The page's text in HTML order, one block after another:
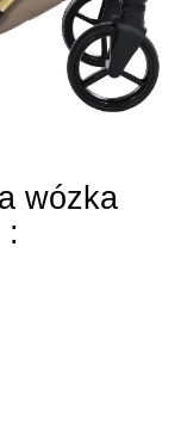
wózka
: